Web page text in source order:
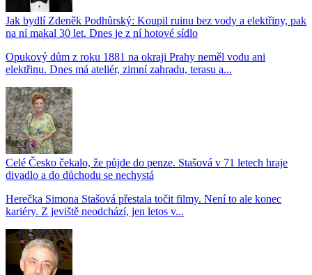
Jak bydlí Zdeněk Podhůrský: Koupil ruinu bez vody a elektřiny, pak
na ní makal 30 let. Dnes je z ní hotové sídlo
Opukový dům z roku 1881 na okraji Prahy neměl vodu ani
elektřinu. Dnes má ateliér, zimní zahradu, terasu a...
Celé Česko čekalo, že půjde do penze. Stašová v 71 letech hraje
divadlo a do důchodu se nechystá
Herečka Simona Stašová přestala točit filmy. Není to ale konec
kariéry. Z jeviště neodchází, jen letos v...